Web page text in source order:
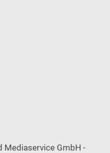
Mediaservice GmbH -